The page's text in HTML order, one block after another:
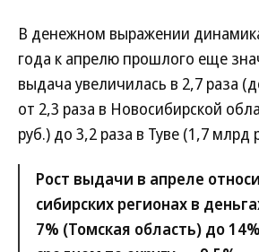
В денежном выражении
года к апрелю прошлого еще
выдача увеличилась в 2,7 раза
от 2,3 раза в Новосибирской
руб.) до 3,2 раза в Туве (1,7 млрд
Рост выдачи в апреле
сибирских регионах в
7% (Томская область) до